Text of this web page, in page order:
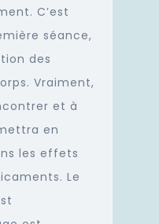
C’est
séance,
des
Vraiment,
et à
en
les effets
Le